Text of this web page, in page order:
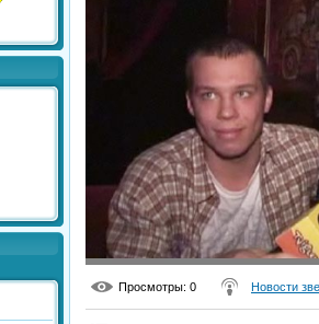
Просмотры: 0 Новости